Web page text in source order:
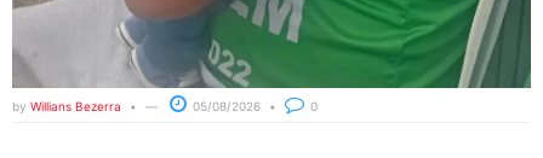
by Willians Bezerra 05/08/2026 0